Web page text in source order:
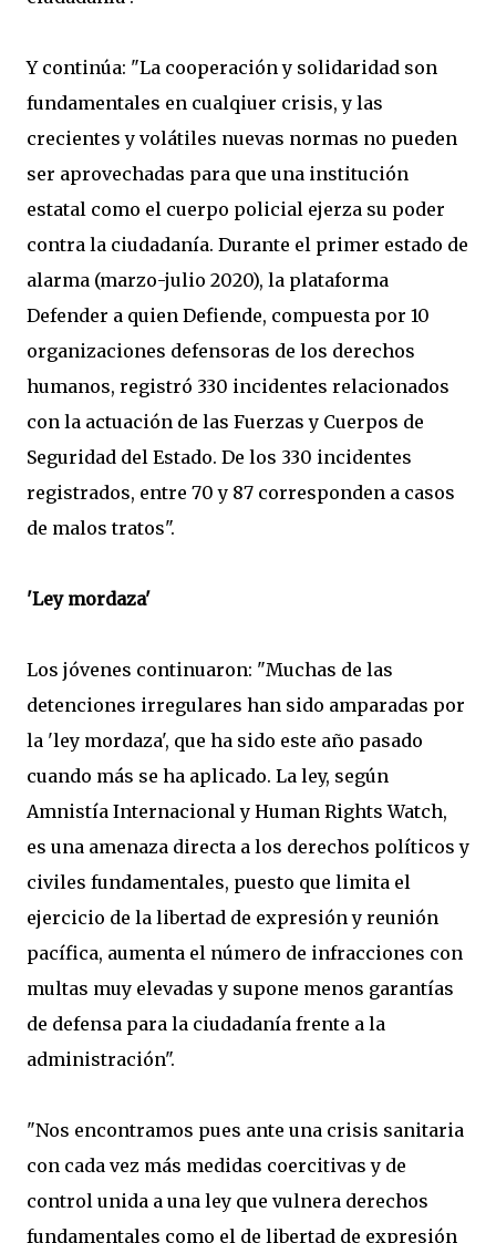
Y continúa: "La cooperación y solidaridad son
fundamentales en cualqiuer crisis, y las
crecientes y volátiles nuevas normas no pueden
ser aprovechadas para que una institución
estatal como el cuerpo policial ejerza su poder
contra la ciudadanía. Durante el primer estado de
alarma (marzo-julio 2020), la plataforma
Defender a quien Defiende, compuesta por 10
organizaciones defensoras de los derechos
humanos, registró 330 incidentes relacionados
con la actuación de las Fuerzas y Cuerpos de
Seguridad del Estado. De los 330 incidentes
registrados, entre 70 y 87 corresponden a casos
de malos tratos".
'Ley mordaza'
Los jóvenes continuaron: "Muchas de las
detenciones irregulares han sido amparadas por
la 'ley mordaza', que ha sido este año pasado
cuando más se ha aplicado. La ley, según
Amnistía Internacional y Human Rights Watch,
es una amenaza directa a los derechos políticos y
civiles fundamentales, puesto que limita el
ejercicio de la libertad de expresión y reunión
pacífica, aumenta el número de infracciones con
multas muy elevadas y supone menos garantías
de defensa para la ciudadanía frente a la
administración".
"Nos encontramos pues ante una crisis sanitaria
con cada vez más medidas coercitivas y de
control unida a una ley que vulnera derechos
fundamentales como el de libertad de expresión